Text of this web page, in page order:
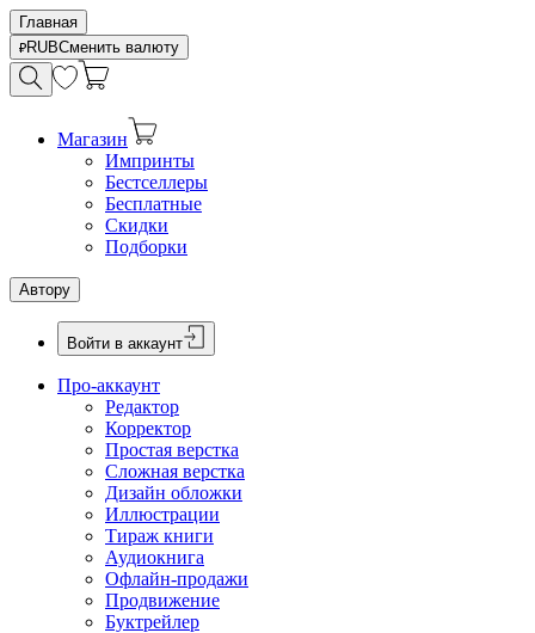
Главная
RUBСменить валюту
Магазин
Импринты
Бестселлеры
Бесплатные
Скидки
Подборки
Автору
Войти в аккаунт
Про-аккаунт
Редактор
Корректор
Простая верстка
Сложная верстка
Дизайн обложки
Иллюстрации
Тираж книги
Аудиокнига
Офлайн-продажи
Продвижение
Буктрейлер